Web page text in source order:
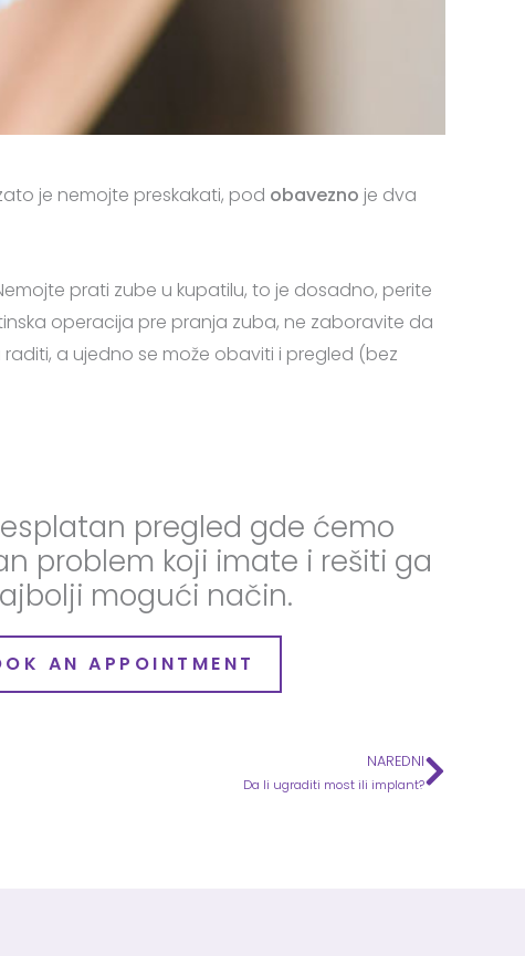
je nemojte preskakati, pod obavezno je dva
prati zube u kupatilu, to je dosadno, perite
operacija pre pranja zuba, ne zaboravite da
a ujedno se može obaviti i pregled (bez
pregled gde ćemo
problem koji imate i rešiti ga
mogući način.
AN APPOINTMENT
NAREDNI
Da li ugraditi most ili implant?Next